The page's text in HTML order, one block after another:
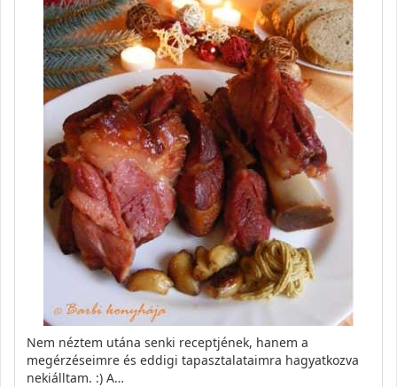
Nem néztem utána senki receptjének, hanem a
megérzéseimre és eddigi tapasztalataimra hagyatkozva
nekiálltam. :) A…